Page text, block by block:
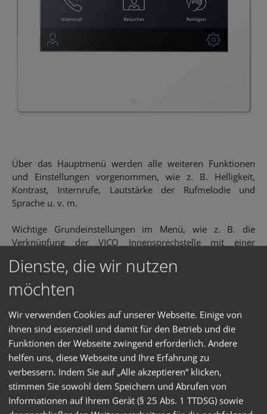
Über das Hauptmenü werden alle weiteren Funktionen
und Einstellungen vorgenommen, wie z. B. Helligkeit,
Kontrast, Internrufe, Lautstärke der Rufmelodie und
Sprache u. v. m.
Wichtige Grundeinstellungen im Menü, wie z. B. die
Verknüpfung der VICO Innensprechstelle mit einer
durch Zugangscode geschützt, so dass sie nicht
unbeabsichtigt vom Benutzer verändert werden können.
Bereichen – bewährte SKS BUS-Technik in Kombination mit
einem herausragenden puristischen Design und exzellenter
Funktionalität sprechen für sich.
Dienste, die wir nutzen
möchten
Wir verwenden Cookies auf unserer Webseite. Einige von
ihnen sind essenziell und damit für den Betrieb und die
Funktionen der Webseite zwingend erforderlich. Andere
helfen uns, diese Webseite und Ihre Erfahrung zu
verbessern. Indem Sie auf „Alle akzeptieren“ klicken,
stimmen Sie sowohl dem Speichern und Abrufen von
Informationen auf Ihrem Gerät (§ 25 Abs. 1 TTDSG) sowie